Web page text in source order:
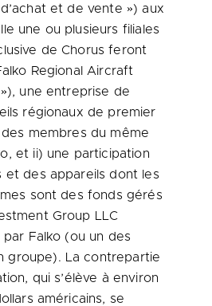
et de vente ») aux
une ou plusieurs filiales
de Chorus feront
Regional Aircraft
»), une entreprise de
régionaux de premier
membres du même
et ii) une participation
et des appareils dont les
sont des fonds gérés
Group LLC
Falko (ou un des
groupe). La contrepartie
qui s’élève à environ
américains, se